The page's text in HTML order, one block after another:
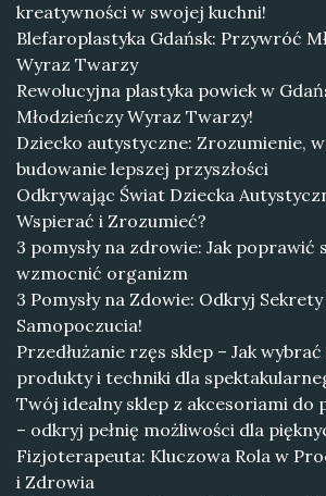
kreatywności w swojej kuchni!
Blefaroplastyka Gdańsk: Przywróć
Wyraz Twarzy
Rewolucyjna plastyka powiek w
Młodzieńczy Wyraz Twarzy!
Dziecko autystyczne: Zrozumienie,
budowanie lepszej przyszłości
Odkrywając Świat Dziecka
Wspierać i Zrozumieć?
3 pomysły na zdrowie: Jak poprawić
wzmocnić organizm
3 Pomysły na Zdowie: Odkryj
Samopoczucia!
Przedłużanie rzęs sklep – Jak
produkty i techniki dla
Twój idealny sklep z akcesoriami do
– odkryj pełnię możliwości dla
Fizjoterapeuta: Kluczowa Rola w
i Zdrowia